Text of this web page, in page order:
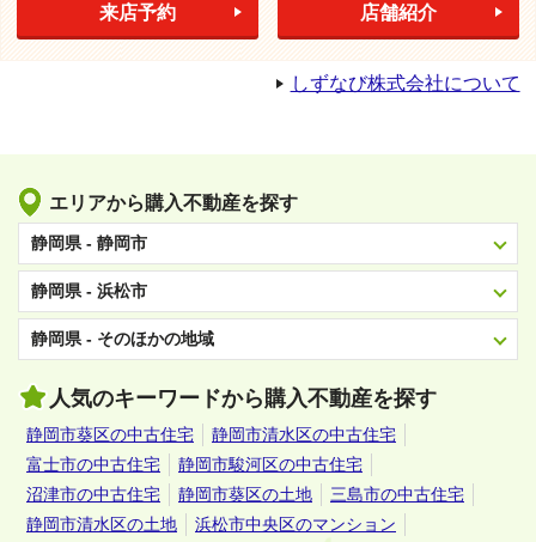
来店予約 店舗紹介
しずなび株式会社について
エリアから購入不動産を探す
静岡県 - 静岡市
静岡県 - 浜松市
静岡県 - そのほかの地域
人気のキーワードから購入不動産を探す
静岡市葵区の中古住宅
静岡市清水区の中古住宅
富士市の中古住宅
静岡市駿河区の中古住宅
沼津市の中古住宅
静岡市葵区の土地
三島市の中古住宅
静岡市清水区の土地
浜松市中央区のマンション